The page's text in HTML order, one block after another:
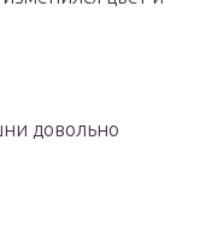
довольно